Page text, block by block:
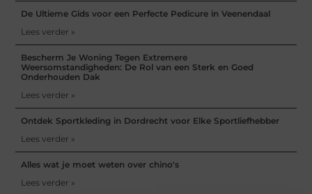
De Ultieme Gids voor een Perfecte Pedicure in Veenendaal
Lees verder »
Bescherm Je Woning Tegen Extremere
Weersomstandigheden: De Rol van een Sterk en Goed
Onderhouden Dak
Lees verder »
Ontdek Sportkleding in Dordrecht voor Elke Sportliefhebber
Lees verder »
Alles wat je moet weten over chino's
Lees verder »